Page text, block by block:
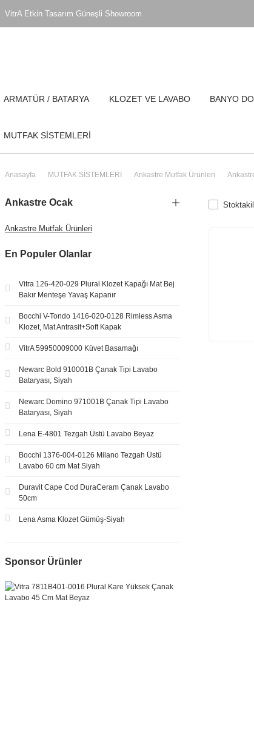
VitrA Etkin Tasarım Güneşli Showroom
ARMATÜR / BATARYA KLOZET VE LAVABO BANYO
MUTFAK SİSTEMLERİ
Anasayfa MUTFAK SİSTEMLERİ Ankastre Mutfak Ürünleri
Ankastre Ocak
Ankastre Mutfak Ürünleri
En Populer Olanlar
Vitra 126-420-029 Plural Klozet Kapağı Mat Bej
Bakır Menteşe Yavaş Kapanır
Bocchi V-Tondo 1416-020-0128 Rimless Asma
Klozet, Mat Antrasit+Soft Kapak
VitrA 59950009000 Küvet Basamağı
Newarc Bold 910001B Çanak Tipi Lavabo
Bataryası, Siyah
Newarc Domino 971001B Çanak Tipi Lavabo
Bataryası, Siyah
Lena E-4801 Tezgah Üstü Lavabo Beyaz
Bocchi 1376-004-0126 Milano Tezgah Üstü
Lavabo 60 cm Mat Siyah
Duravit Cape Cod DuraCeram Çanak Lavabo
50cm
Lena Asma Klozet Gümüş-Siyah
Sponsor Ürünler